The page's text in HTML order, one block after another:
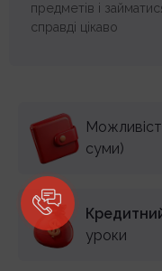
предметів і
справді цікаво
суми)
уроки